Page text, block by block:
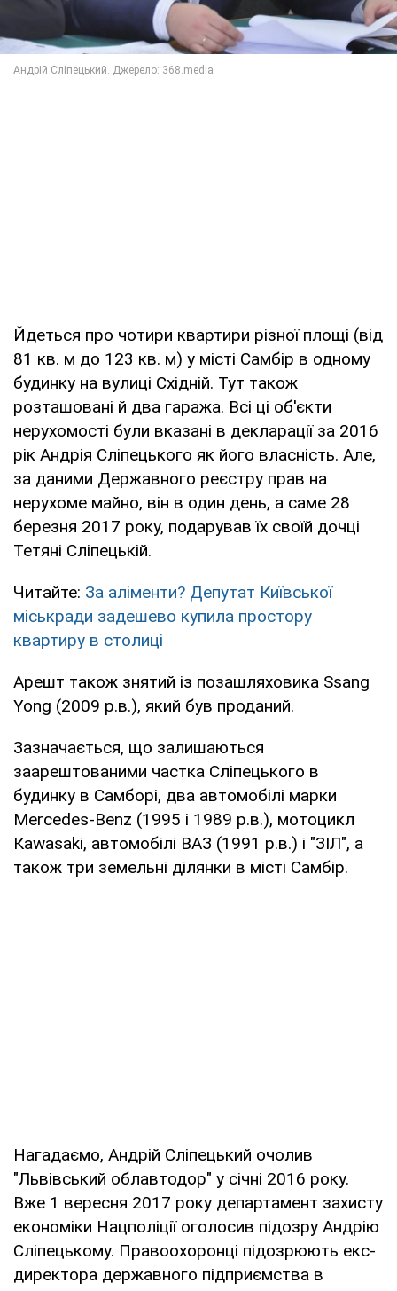
Йдеться про чотири квартири різної площі (від
81 кв. м до 123 кв. м) у місті Самбір в одному
будинку на вулиці Східній. Тут також
розташовані й два гаража. Всі ці об'єкти
нерухомості були вказані в декларації за 2016
рік Андрія Сліпецького як його власність. Але,
за даними Державного реєстру прав на
нерухоме майно, він в один день, а саме 28
березня 2017 року, подарував їх своїй дочці
Тетяні Сліпецькій.
Читайте: За аліменти? Депутат Київської
міськради задешево купила простору
квартиру в столиці
Арешт також знятий із позашляховика Ssang
Yong (2009 р.в.), який був проданий.
Зазначається, що залишаються
заарештованими частка Сліпецького в
будинку в Самборі, два автомобілі марки
Mercedes-Benz (1995 і 1989 р.в.), мотоцикл
Кawasaki, автомобілі ВАЗ (1991 р.в.) і "ЗІЛ", а
також три земельні ділянки в місті Самбір.
Нагадаємо, Андрій Сліпецький очолив
"Львівський облавтодор" у січні 2016 року.
Вже 1 вересня 2017 року департамент захисту
економіки Нацполіції оголосив підозру Андрію
Сліпецькому. Правоохоронці підозрюють екс-
директора державного підприємства в